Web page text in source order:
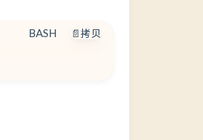
📄拷贝
BASH